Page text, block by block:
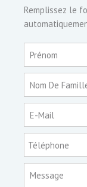
Remplissez le
Prénom
Nom De
E-Mail
Téléphone
Message